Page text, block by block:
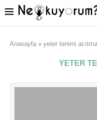
Anasayfa » yeter tenimi
YETER